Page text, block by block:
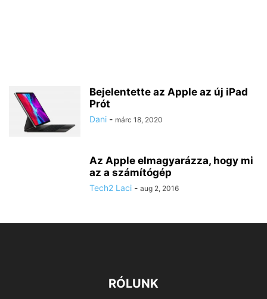
Bejelentette az Apple az új iPad
Prót
Dani - márc 18, 2020
Az Apple elmagyarázza, hogy mi
az a számítógép
Tech2 Laci - aug 2, 2016
RÓLUNK